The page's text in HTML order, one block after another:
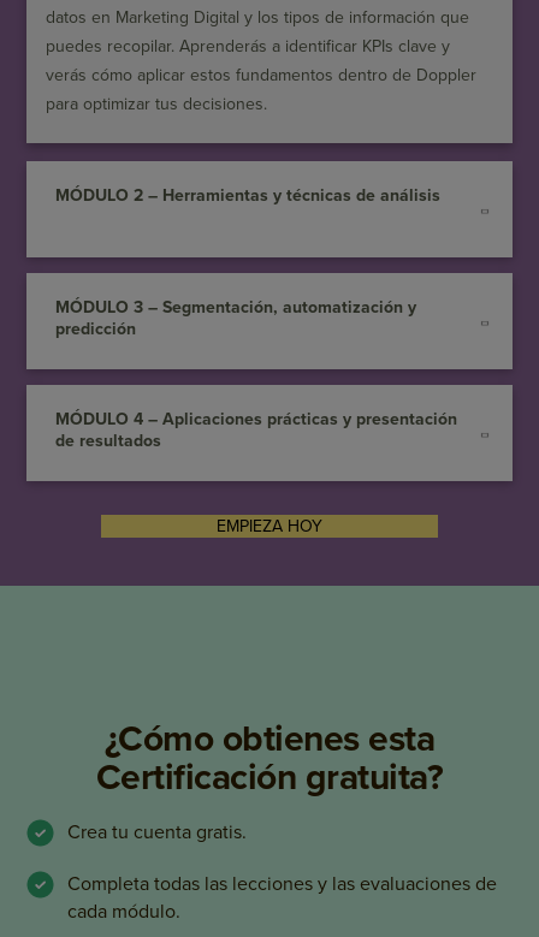
datos en Marketing Digital y los tipos de información que
puedes recopilar. Aprenderás a identificar KPIs clave y
verás cómo aplicar estos fundamentos dentro de Doppler
para optimizar tus decisiones.
MÓDULO 2 – Herramientas y técnicas de análisis
MÓDULO 3 – Segmentación, automatización y
predicción
MÓDULO 4 – Aplicaciones prácticas y presentación
de resultados
EMPIEZA HOY
¿Cómo obtienes esta
Certificación gratuita?
Crea tu cuenta gratis.
Completa todas las lecciones y las evaluaciones de
cada módulo.